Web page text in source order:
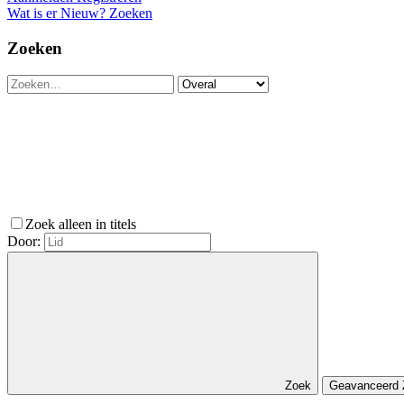
Wat is er Nieuw? Zoeken
Zoeken
Zoek alleen in titels
Door:
Zoek